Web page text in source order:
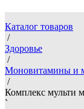
Каталог товаров
/
Здоровье
/
Моновитамины и
/
Комплекс мульти
`